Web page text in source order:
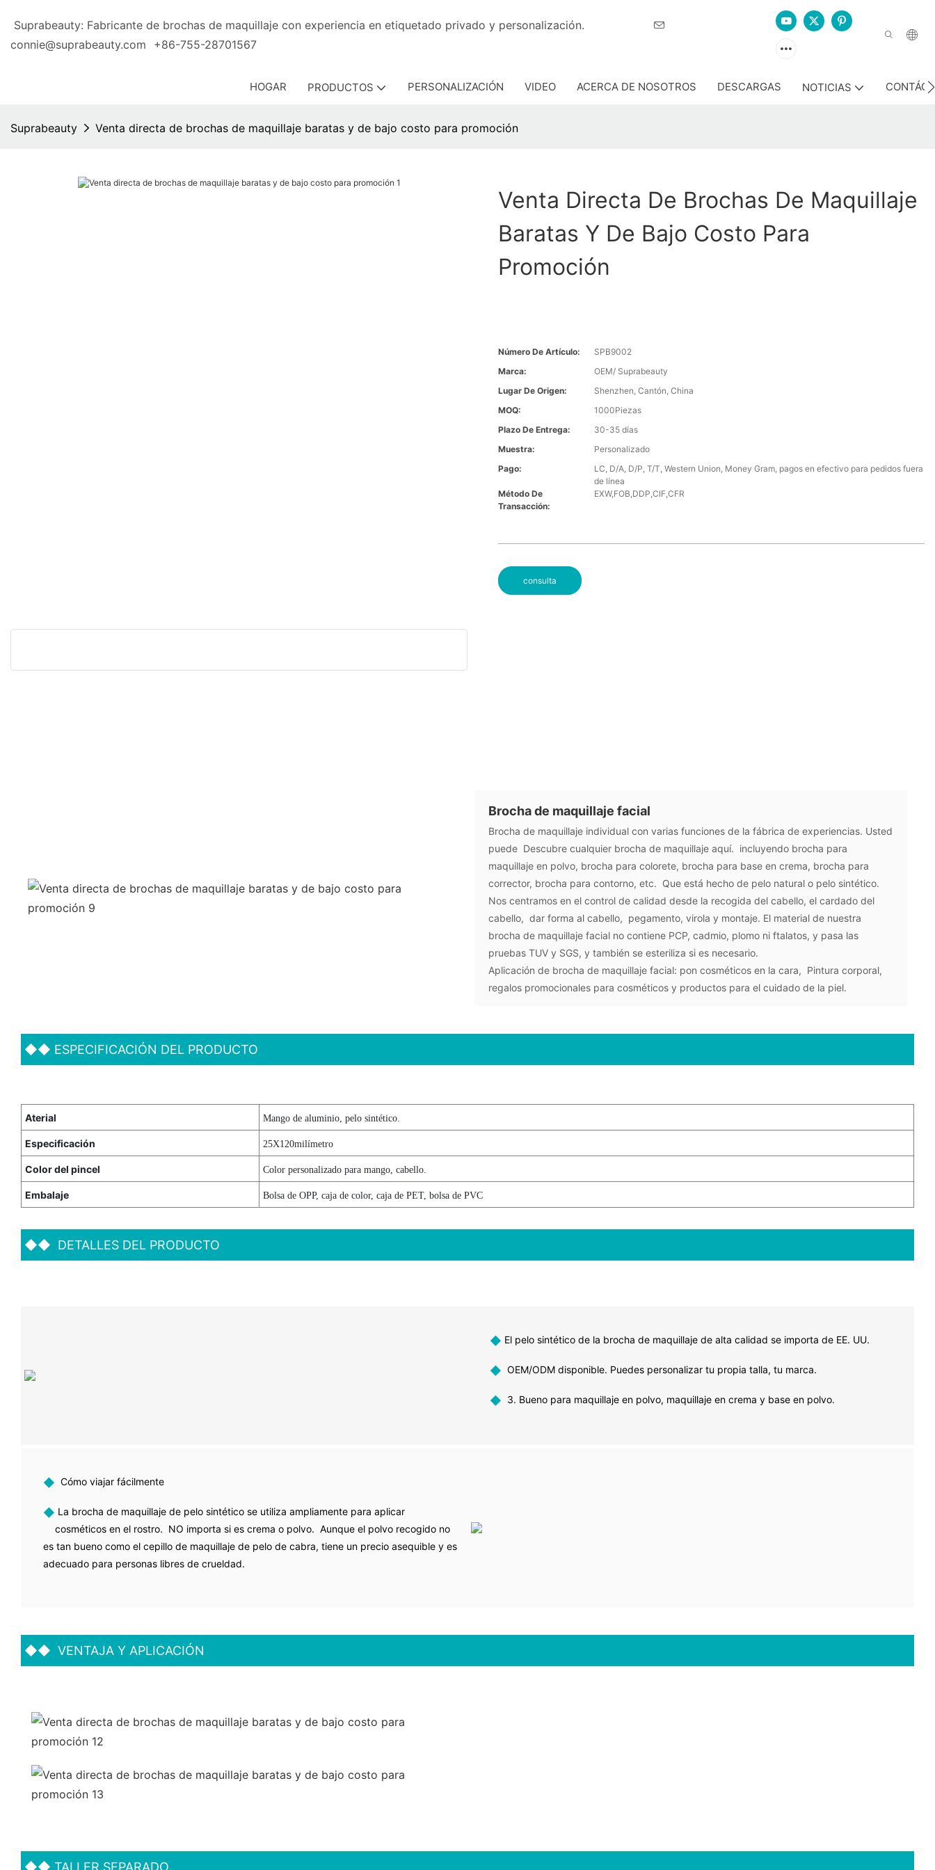
Suprabeauty: Fabricante de brochas de maquillaje con experiencia en etiquetado privado y personalización.
connie@suprabeauty.com
+86-755-28701567
HOGAR PRODUCTOS PERSONALIZACIÓN VIDEO ACERCA DE NOSOTROS DESCARGAS NOTICIAS
Suprabeauty Venta directa de brochas de maquillaje baratas y de bajo costo para promoción
Venta Directa De Brochas De Maquillaje
Baratas Y De Bajo Costo Para
Promoción
Número De Artículo:
SPB9002
Marca:
OEM/ Suprabeauty
Lugar De Origen:
Shenzhen, Cantón, China
MOQ:
1000Piezas
Plazo De Entrega:
30-35 días
Muestra:
Personalizado
Pago:
LC, D/A, D/P, T/T, Western Union, Money Gram, pagos en efectivo para pedidos fuera
de línea
Método De
Transacción:
EXW,FOB,DDP,CIF,CFR
consulta
Brocha de maquillaje facial
Brocha de maquillaje individual con varias funciones de la fábrica de experiencias. Usted
puede Descubre cualquier brocha de maquillaje aquí. incluyendo brocha para
maquillaje en polvo, brocha para colorete, brocha para base en crema, brocha para
corrector, brocha para contorno, etc. Que está hecho de pelo natural o pelo sintético.
Nos centramos en el control de calidad desde la recogida del cabello, el cardado del
cabello, dar forma al cabello, pegamento, virola y montaje. El material de nuestra
brocha de maquillaje facial no contiene PCP, cadmio, plomo ni ftalatos, y pasa las
pruebas TUV y SGS, y también se esteriliza si es necesario.
Aplicación de brocha de maquillaje facial: pon cosméticos en la cara, Pintura corporal,
regalos promocionales para cosméticos y productos para el cuidado de la piel.
◆◆ ESPECIFICACIÓN DEL PRODUCTO
Aterial Mango de aluminio, pelo sintético.
Especificación 25X120milímetro
Color del pincel Color personalizado para mango, cabello.
Embalaje Bolsa de OPP, caja de color, caja de PET, bolsa de PVC
◆◆ DETALLES DEL PRODUCTO
◆ El pelo sintético de la brocha de maquillaje de alta calidad se importa de EE. UU.
◆ OEM/ODM disponible. Puedes personalizar tu propia talla, tu marca.
◆ 3. Bueno para maquillaje en polvo, maquillaje en crema y base en polvo.
◆ Cómo viajar fácilmente
◆ La brocha de maquillaje de pelo sintético se utiliza ampliamente para aplicar
cosméticos en el rostro. NO importa si es crema o polvo. Aunque el polvo recogido no
es tan bueno como el cepillo de maquillaje de pelo de cabra, tiene un precio asequible y es
adecuado para personas libres de crueldad.
◆◆ VENTAJA Y APLICACIÓN
◆◆ TALLER SEPARADO